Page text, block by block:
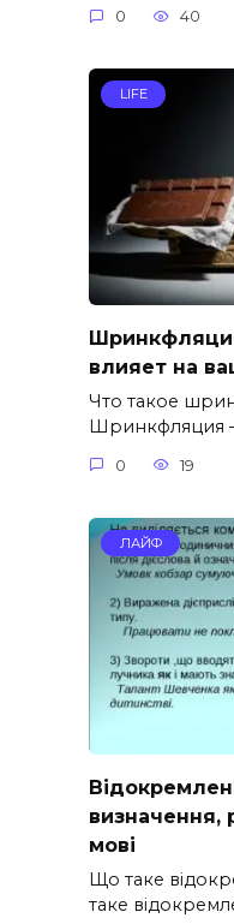
0 40
LIFE
влияет на
Что такое
Шринкфляция
0 19
ЛАЙФ
визначення,
мові
Що таке
таке